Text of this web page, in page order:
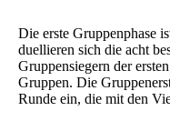
Die erste Gruppenphase
duellieren sich die acht
Gruppensiegern der
Gruppen. Die
Runde ein, die mit den